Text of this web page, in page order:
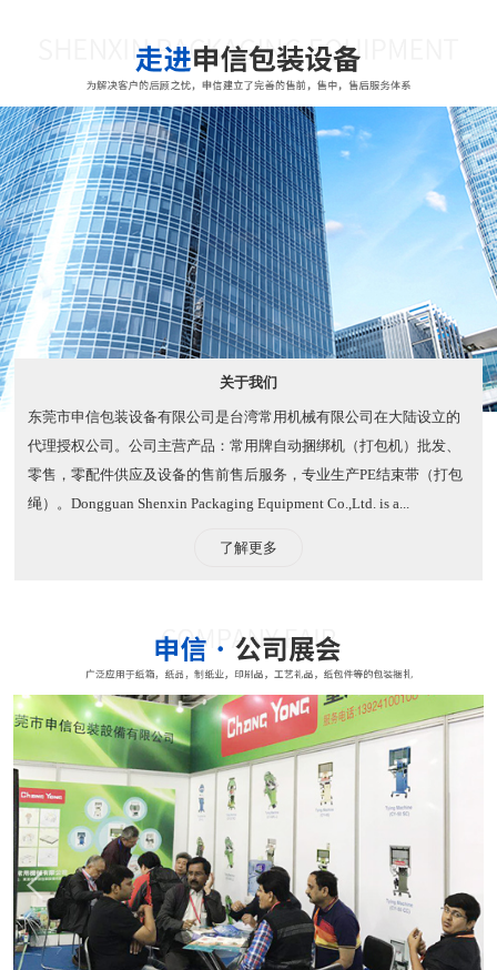
关于我们
东莞市申信包装设备有限公司是台湾常用机械有限公司在大陆设立的
代理授权公司。公司主营产品：常用牌自动捆绑机（打包机）批发、
零售，零配件供应及设备的售前售后服务，专业生产PE结束带（打包
绳）。​ Dongguan Shenxin Packaging Equipment Co.,Ltd. is a...
了解更多